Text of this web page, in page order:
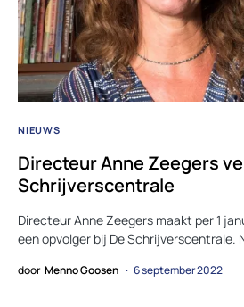
NIEUWS
Directeur Anne Zeegers
Schrijverscentrale
Directeur Anne Zeegers maakt per 1
een opvolger bij De Schrijverscentrale.
door Menno Goosen 6 september 2022